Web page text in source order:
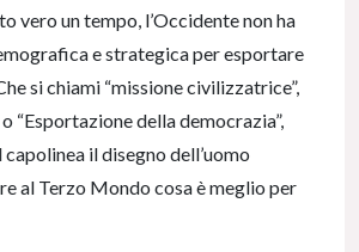
vero un tempo, l’Occidente non ha
e strategica per esportare
si chiami “missione civilizzatrice”,
“Esportazione della democrazia”,
il disegno dell’uomo
al Terzo Mondo cosa è meglio per